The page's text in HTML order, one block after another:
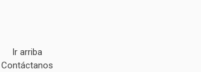
Ir arriba
Contáctanos